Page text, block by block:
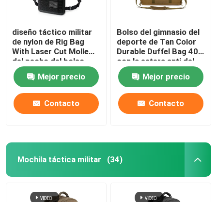
diseño táctico militar
de nylon de Rig Bag
With Laser Cut Molle
del pecho del bolso
1000D
Mejor precio
Contacto
Bolso del gimnasio del
deporte de Tan Color
Durable Duffel Bag 40L
con la estera anti del
resbalón
Mejor precio
Contacto
Mochila táctica militar (34)